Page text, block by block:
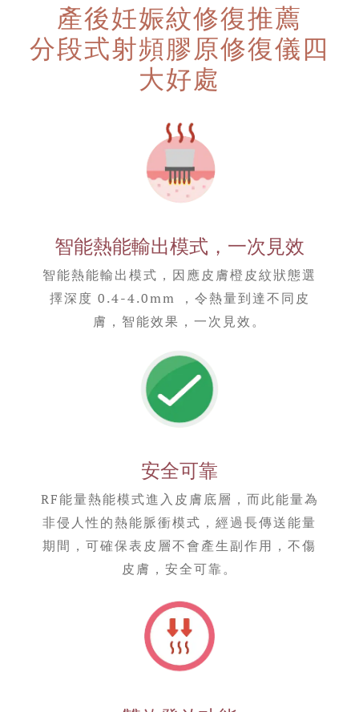
產後妊娠紋修復推薦
分段式射頻膠原修復儀四
大好處
智能熱能輸出模式，一次見效
智能熱能輸出模式，因應皮膚橙皮紋狀態選
擇深度 0.4-4.0mm ，令熱量到達不同皮
膚，智能效果，一次見效。
安全可靠
RF能量熱能模式進入皮膚底層，而此能量為
非侵人性的熱能脈衝模式，經過長傳送能量
期間，可確保表皮層不會產生副作用，不傷
皮膚，安全可靠。